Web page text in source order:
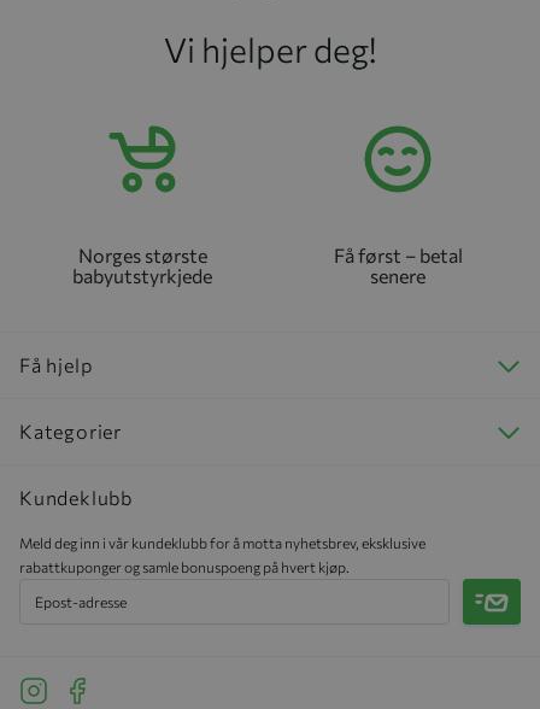
Vi hjelper deg!
Norges største
babyutstyrkjede
Få først – betal
senere
Få hjelp
Kategorier
Kundeklubb
Meld deg inn i vår kundeklubb for å motta nyhetsbrev, eksklusive
rabattkuponger og samle bonuspoeng på hvert kjøp.
Meld
See our Instagram
See our Facebook